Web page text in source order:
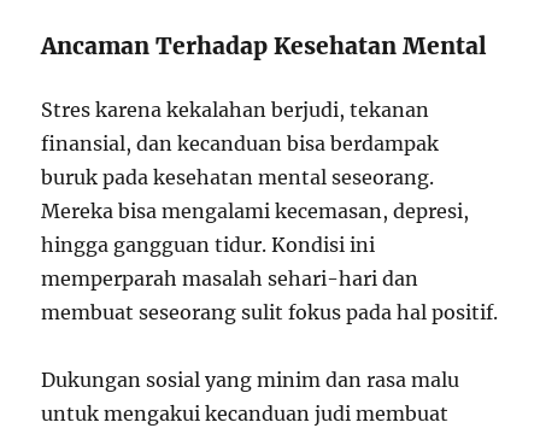
Ancaman Terhadap Kesehatan Mental
Stres karena kekalahan berjudi, tekanan
finansial, dan kecanduan bisa berdampak
buruk pada kesehatan mental seseorang.
Mereka bisa mengalami kecemasan, depresi,
hingga gangguan tidur. Kondisi ini
memperparah masalah sehari-hari dan
membuat seseorang sulit fokus pada hal positif.
Dukungan sosial yang minim dan rasa malu
untuk mengakui kecanduan judi membuat